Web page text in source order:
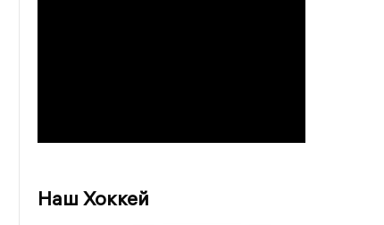
Наш Хоккей